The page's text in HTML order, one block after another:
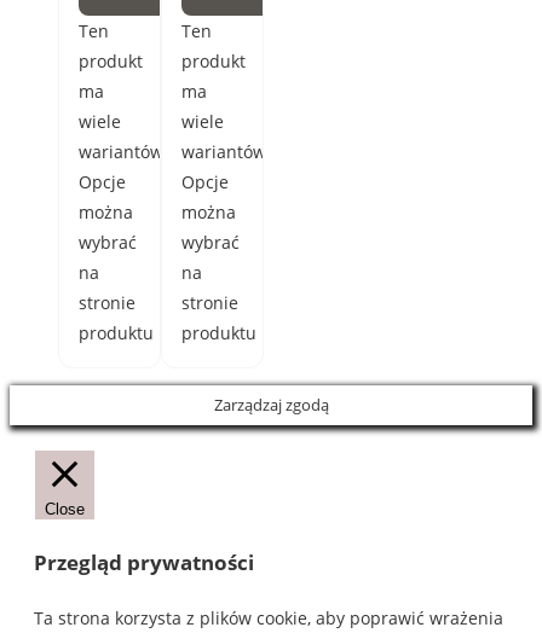
Ten
produkt
ma
wiele
wariantów.
Opcje
można
wybrać
na
stronie
produktu
Ten
produkt
ma
wiele
wariantów.
Opcje
można
wybrać
na
stronie
produktu
Zarządzaj zgodą
Close
Przegląd prywatności
Ta strona korzysta z plików cookie, aby poprawić wrażenia